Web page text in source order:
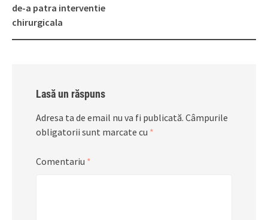
de-a patra interventie
chirurgicala
Lasă un răspuns
Adresa ta de email nu va fi publicată. Câmpurile
obligatorii sunt marcate cu *
Comentariu *